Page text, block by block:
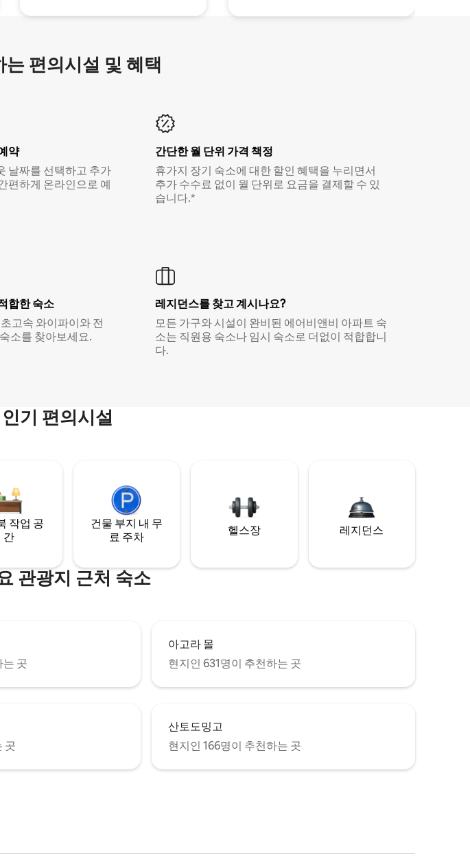
편의시설 및 혜택
약
날짜를 선택하고 추가
편하게 온라인으로 예
간단한 월 단위 가격 책정
휴가지 장기 숙소에 대한 할인 혜택을 누리면서
추가 수수료 없이 월 단위로 요금을 결제할 수 있
습니다.*
합한 숙소
고속 와이파이와 전
소를 찾아보세요.
레지던스를 찾고 계시나요?
모든 가구와 시설이 완비된 에어비앤비 아파트 숙
소는 직원용 숙소나 임시 숙소로 더없이 적합합니
다.
기 편의시설
작업 공
간
건물 부지 내 무
료 주차
헬스장 레지던스
관광지 근처 숙소
곳
아고라 몰
현지인 631명이 추천하는 곳
곳
산토도밍고
현지인 166명이 추천하는 곳